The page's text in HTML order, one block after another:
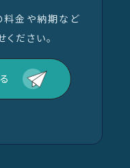
料金や納期など
ださい。